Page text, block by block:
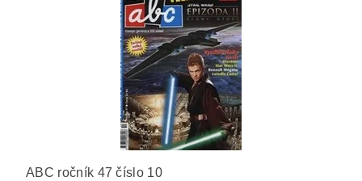
ABC ročník 47 číslo 10